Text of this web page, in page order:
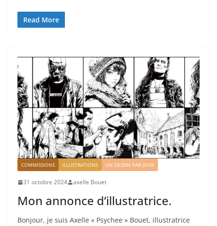
Read More
COMMISSIONS ILLUSTRATIONS UN DESSIN PAR JOUR
31 octobre 2024 axelle Bouet
Mon annonce d’illustratrice.
Bonjour, je suis Axelle « Psychee » Bouet, illustratrice